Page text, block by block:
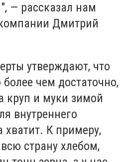
— рассказал нам
Дмитрий
утверждают, что
чем достаточно,
круп и муки зимой
внутреннего
хватит. К примеру,
страну хлебом,